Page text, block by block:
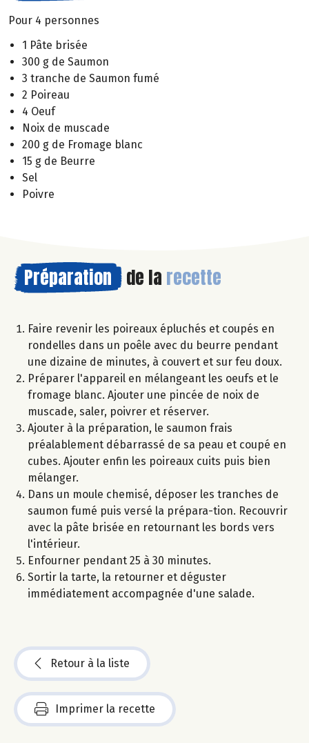
Pour 4 personnes
1 Pâte brisée
300 g de Saumon
3 tranche de Saumon fumé
2 Poireau
4 Oeuf
Noix de muscade
200 g de Fromage blanc
15 g de Beurre
Sel
Poivre
Préparation de la recette
Faire revenir les poireaux épluchés et coupés en
rondelles dans un poêle avec du beurre pendant
une dizaine de minutes, à couvert et sur feu doux.
Préparer l'appareil en mélangeant les oeufs et le
fromage blanc. Ajouter une pincée de noix de
muscade, saler, poivrer et réserver.
Ajouter à la préparation, le saumon frais
préalablement débarrassé de sa peau et coupé en
cubes. Ajouter enfin les poireaux cuits puis bien
mélanger.
Dans un moule chemisé, déposer les tranches de
saumon fumé puis versé la prépara-tion. Recouvrir
avec la pâte brisée en retournant les bords vers
l'intérieur.
Enfourner pendant 25 à 30 minutes.
Sortir la tarte, la retourner et déguster
immédiatement accompagnée d'une salade.
Retour à la liste
Imprimer la recette